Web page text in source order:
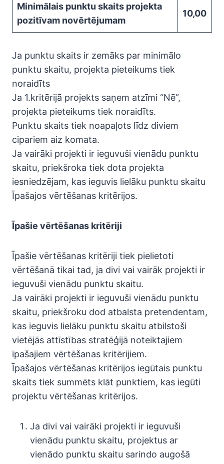
Minimālais punktu skaits projekta
pozitīvam novērtējumam
10,00
Ja punktu skaits ir zemāks par minimālo
punktu skaitu, projekta pieteikums tiek
noraidīts
Ja 1.kritērijā projekts saņem atzīmi “Nē”,
projekta pieteikums tiek noraidīts.
Punktu skaits tiek noapaļots līdz diviem
cipariem aiz komata.
Ja vairāki projekti ir ieguvuši vienādu punktu
skaitu, priekšroka tiek dota projekta
iesniedzējam, kas ieguvis lielāku punktu skaitu
Īpašajos vērtēšanas kritērijos.
Īpašie vērtēšanas kritēriji
Īpašie vērtēšanas kritēriji tiek pielietoti
vērtēšanā tikai tad, ja divi vai vairāk projekti ir
ieguvuši vienādu punktu skaitu.
Ja vairāki projekti ir ieguvuši vienādu punktu
skaitu, priekšroku dod atbalsta pretendentam,
kas ieguvis lielāku punktu skaitu atbilstoši
vietējās attīstības stratēģijā noteiktajiem
īpašajiem vērtēšanas kritērijiem.
Īpašajos vērtēšanas kritērijos iegūtais punktu
skaits tiek summēts klāt punktiem, kas iegūti
projektu vērtēšanas kritērijos.
Ja divi vai vairāki projekti ir ieguvuši
vienādu punktu skaitu, projektus ar
vienādo punktu skaitu sarindo augošā